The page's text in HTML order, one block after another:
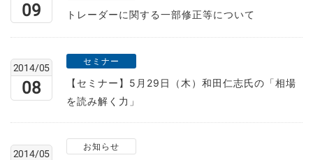
09 トレーダーに関する一部修正等について
2014/05
08
セミナー
【セミナー】5月29日（木）和田仁志氏の「相場
を読み解く力」
2014/05
お知らせ